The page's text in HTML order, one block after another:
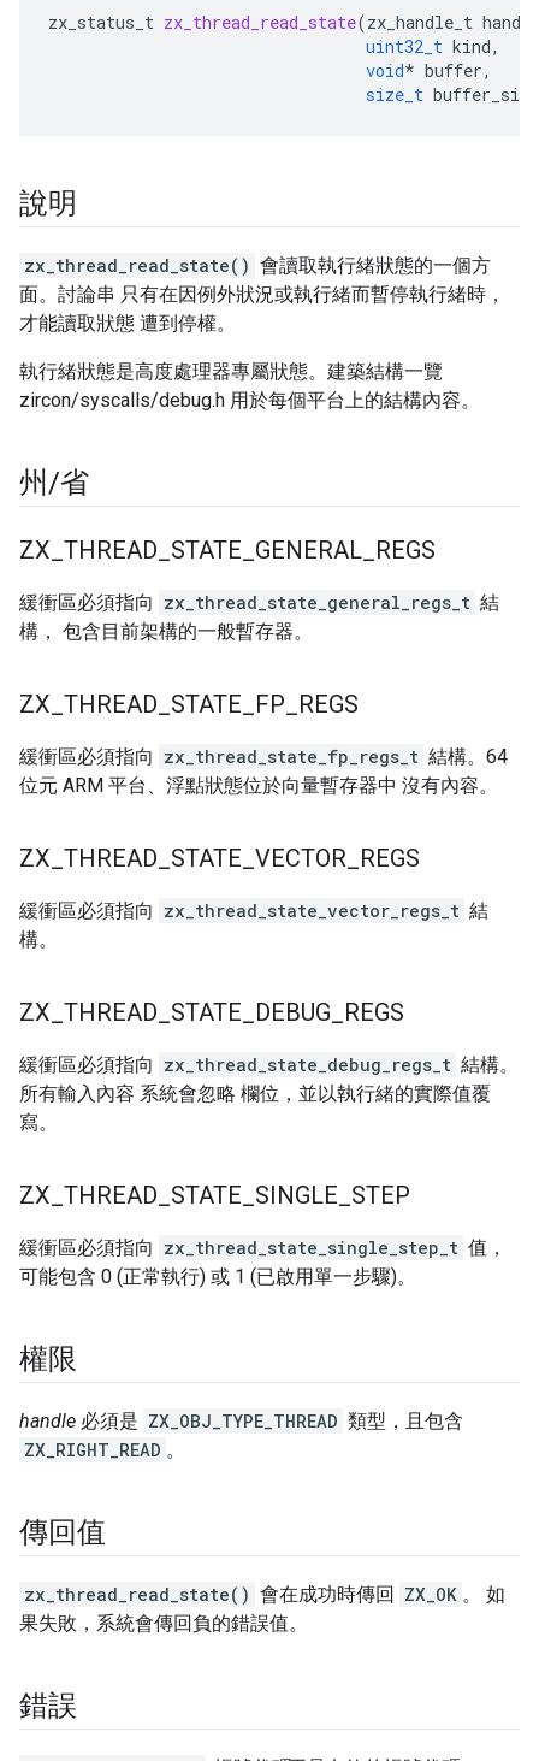
zx_status_t zx_thread_read_state(zx_handle_t handle
uint32_t kind,
void* buffer,
size_t buffer_size
說明
zx_thread_read_state() 會讀取執行緒狀態的一個方
面。討論串 只有在因例外狀況或執行緒而暫停執行緒時，
才能讀取狀態 遭到停權。
執行緒狀態是高度處理器專屬狀態。建築結構一覽
zircon/syscalls/debug.h 用於每個平台上的結構內容。
州 /省
ZX THREAD STATE GENERAL REGS
緩衝區必須指向 zx_thread_state_general_regs_t 結
構， 包含目前架構的一般暫存器。
ZX THREAD STATE FP REGS
緩衝區必須指向 zx_thread_state_fp_regs_t 結構。64
位元 ARM 平台、浮點狀態位於向量暫存器中 沒有內容。
ZX THREAD STATE VECTOR REGS
緩衝區必須指向 zx_thread_state_vector_regs_t 結
構。
ZX THREAD STATE DEBUG REGS
緩衝區必須指向 zx_thread_state_debug_regs_t 結構。
所有輸入內容 系統會忽略 欄位，並以執行緒的實際值覆
寫。
ZX THREAD STATE SINGLE STEP
緩衝區必須指向 zx_thread_state_single_step_t 值，
可能包含 0 (正常執行) 或 1 (已啟用單一步驟)。
權限
handle 必須是 ZX_OBJ_TYPE_THREAD 類型，且包含
ZX_RIGHT_READ 。
傳回值
zx_thread_read_state() 會在成功時傳回 ZX_OK 。 如
果失敗，系統會傳回負的錯誤值。
錯誤